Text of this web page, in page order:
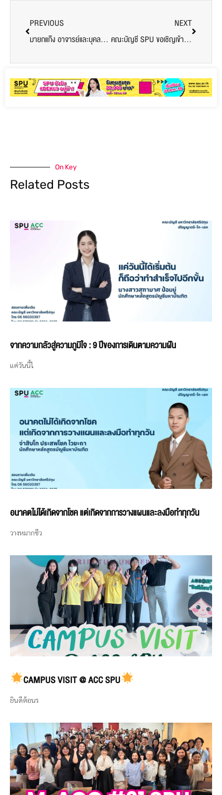
PREVIOUS
มายกแก๊ง อาจารย์และบุคลากรอาชีวศึกษา
NEXT
คณะบัญชี SPU ขอเชิญเข้าร่วมอบรมหัวข้อ“AI-Powered Accounting & Finance for Executives” เปิดมุมมองใหม่ด้านการบัญชี และการเงินยุคดิจิทัล
On Key
Related Posts
จากความกลัวสู่ความภูมิใจ : 9 ปีของการเดินตามความฝัน
แค่วันนี้ไ
อนาคตไม่ได้เกิดจากโชค แต่เกิดจากการวางแผนและลงมือทำทุกวัน
วางหมากชีว
CAMPUS VISIT @ ACC SPU
ยินดีต้อนร